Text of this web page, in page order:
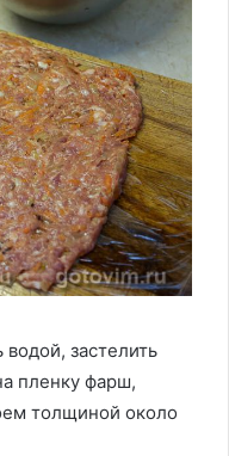
застелить
пленку фарш,
толщиной около